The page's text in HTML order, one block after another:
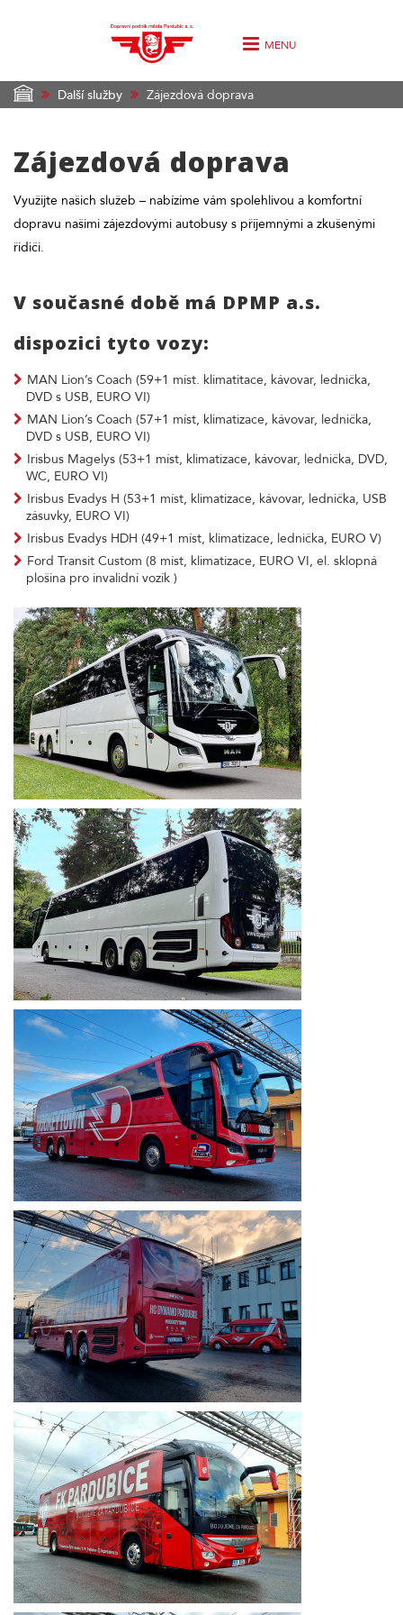
MENU
Další služby Zájezdová doprava
Zájezdová doprava
Využijte našich služeb – nabízíme vám spolehlivou a komfortní
dopravu našimi zájezdovými autobusy s příjemnými a zkušenými
řidiči.
V současné době má DPMP a.s.
dispozici tyto vozy:
MAN Lion’s Coach (59+1 míst. klimatitace, kávovar, lednička,
DVD s USB, EURO VI)
MAN Lion’s Coach (57+1 míst, klimatizace, kávovar, lednička,
DVD s USB, EURO VI)
Irisbus Magelys (53+1 míst, klimatizace, kávovar, lednička, DVD,
WC, EURO VI)
Irisbus Evadys H (53+1 míst, klimatizace, kávovar, lednička, USB
zásuvky, EURO VI)
Irisbus Evadys HDH (49+1 míst, klimatizace, lednička, EURO V)
Ford Transit Custom (8 míst, klimatizace, EURO VI, el. sklopná
plošina pro invalidní vozík )